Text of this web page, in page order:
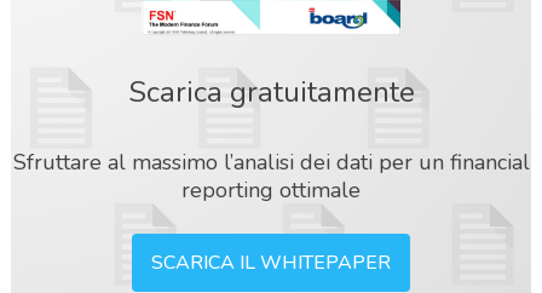
Scarica gratuitamente
Sfruttare al massimo l’analisi dei dati per un financial
reporting ottimale
SCARICA IL WHITEPAPER